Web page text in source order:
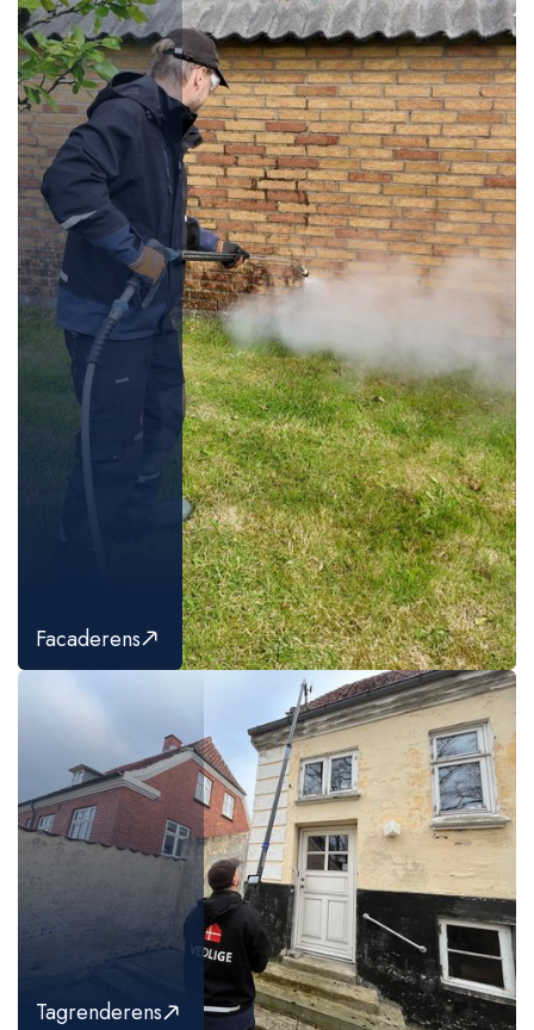
Facaderens
Tagrenderens